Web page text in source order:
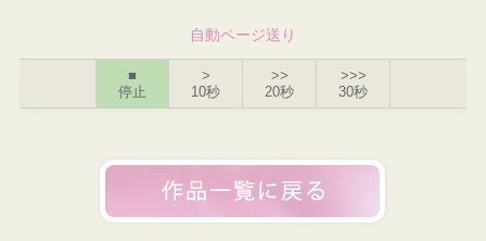
自動ページ送り
■
停止
>
10秒
>>
20秒
>>>
30秒